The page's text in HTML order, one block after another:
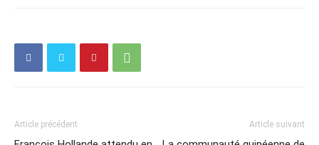
Article précédent Article suivant